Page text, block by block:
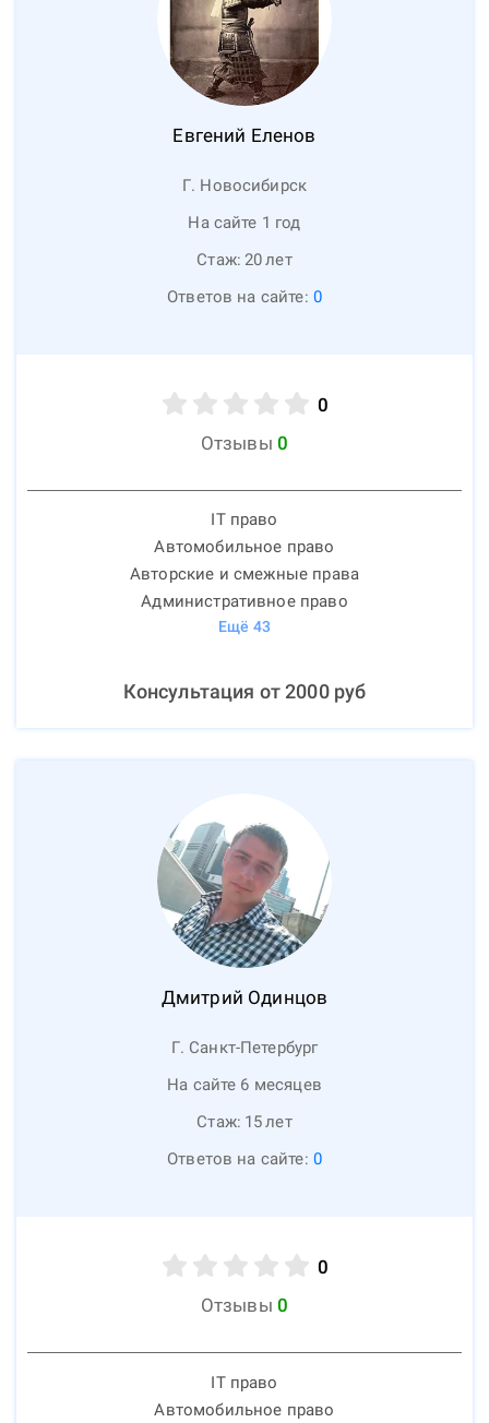
Евгений Еленов
Г. Новосибирск
На сайте 1 год
Стаж: 20лет
Ответов на сайте: 0
0
Отзывы 0
IT право
Автомобильное право
Авторские и смежные права
Административное право
Ещё 43
Консультация от2000руб
Дмитрий Одинцов
Г. Санкт-Петербург
На сайте 6 месяцев
Стаж: 15лет
Ответов на сайте: 0
0
Отзывы 0
IT право
Автомобильное право